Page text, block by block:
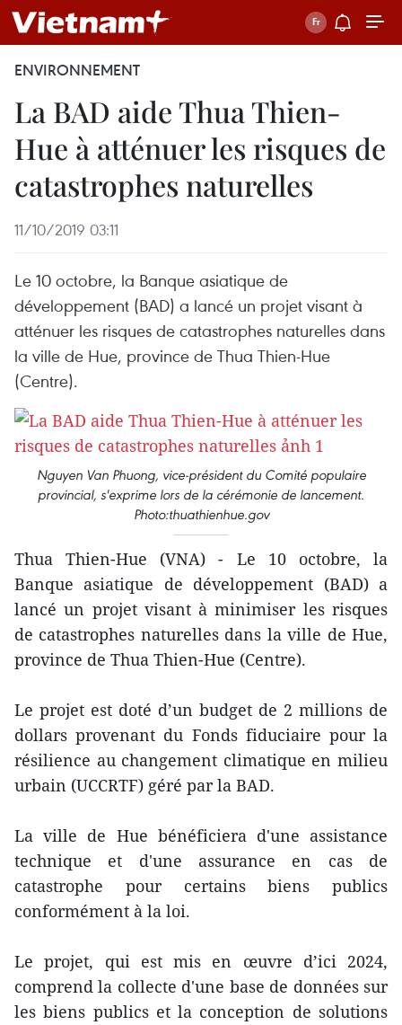
ENVIRONNEMENT
La BAD aide Thua Thien-
Hue à atténuer les risques de
catastrophes naturelles
11/10/2019 03:11
Le 10 octobre, la Banque asiatique de
développement (BAD) a lancé un projet visant à
atténuer les risques de catastrophes naturelles dans
la ville de Hue, province de Thua Thien-Hue
(Centre).
Nguyen Van Phuong, vice-président du Comité populaire
provincial, s'exprime lors de la cérémonie de lancement.
Photo:thuathienhue.gov
Thua Thien-Hue (VNA) - Le 10 octobre, la
Banque asiatique de développement (BAD) a
lancé un projet visant à minimiser les risques
de catastrophes naturelles dans la ville de Hue,
province de Thua Thien-Hue (Centre).
Le projet est doté d’un budget de 2 millions de
dollars provenant du Fonds fiduciaire pour la
résilience au changement climatique en milieu
urbain (UCCRTF) géré par la BAD.
La ville de Hue bénéficiera d'une assistance
technique et d'une assurance en cas de
catastrophe pour certains biens publics
conformément à la loi.
Le projet, qui est mis en œuvre d’ici 2024,
comprend la collecte d'une base de données sur
les biens publics et la conception de solutions